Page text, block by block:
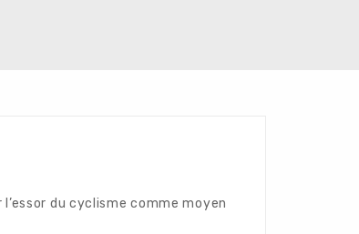
du cyclisme comme moyen